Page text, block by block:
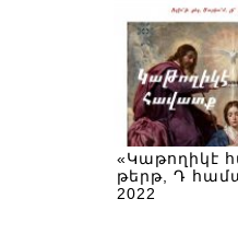
«Կաթողիկէ
թերթ, Դ
2022